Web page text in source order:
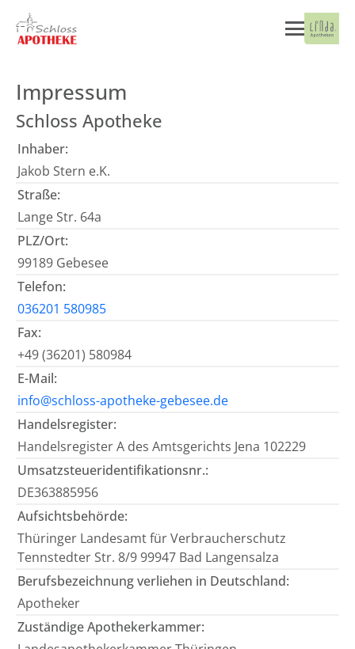
Impressum
Schloss Apotheke
Inhaber:
Jakob Stern e.K.
Straße:
Lange Str. 64a
PLZ/Ort:
99189 Gebesee
Telefon:
036201 580985
Fax:
+49 (36201) 580984
E-Mail:
info@schloss-apotheke-gebesee.de
Handelsregister:
Handelsregister A des Amtsgerichts Jena 102229
Umsatzsteueridentifikationsnr.:
DE363885956
Aufsichtsbehörde:
Thüringer Landesamt für Verbraucherschutz
Tennstedter Str. 8/9 99947 Bad Langensalza
Berufsbezeichnung verliehen in Deutschland:
Apotheker
Zuständige Apothekerkammer: